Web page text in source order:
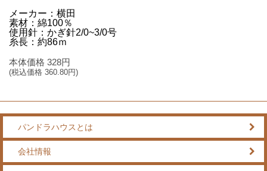
メーカー：横田
素材：綿100％
使用針：かぎ針2/0~3/0号
糸長：約86ｍ
本体価格 328円
(税込価格 360.80円)
パンドラハウスとは
会社情報